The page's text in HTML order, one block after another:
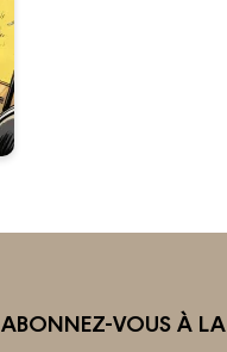
ABONNEZ-VOUS À LA